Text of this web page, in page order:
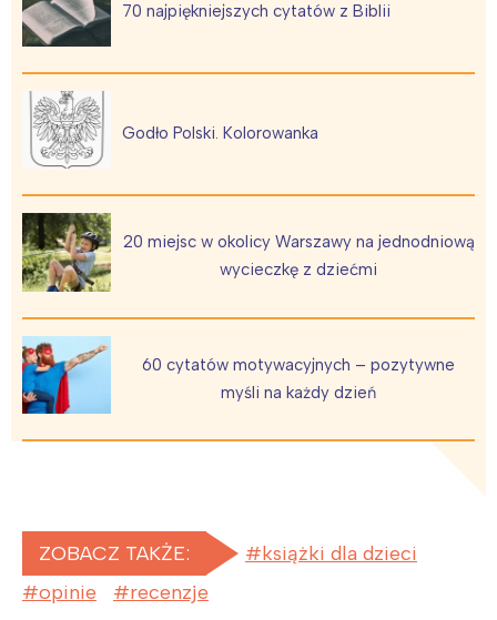
70 najpiękniejszych cytatów z Biblii
Godło Polski. Kolorowanka
20 miejsc w okolicy Warszawy na jednodniową
wycieczkę z dziećmi
60 cytatów motywacyjnych – pozytywne
myśli na każdy dzień
ZOBACZ TAKŻE:
książki dla dzieci
opinie
recenzje
Warszawa
Łódź
Trójmiasto
Poznań
Wrocław
Południe
Wszystkie
Wybieram